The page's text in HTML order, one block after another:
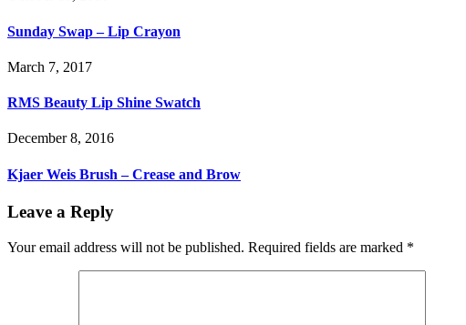
Sunday Swap – Lip Crayon
March 7, 2017
RMS Beauty Lip Shine Swatch
December 8, 2016
Kjaer Weis Brush – Crease and Brow
Leave a Reply
Your email address will not be published. Required fields are marked *